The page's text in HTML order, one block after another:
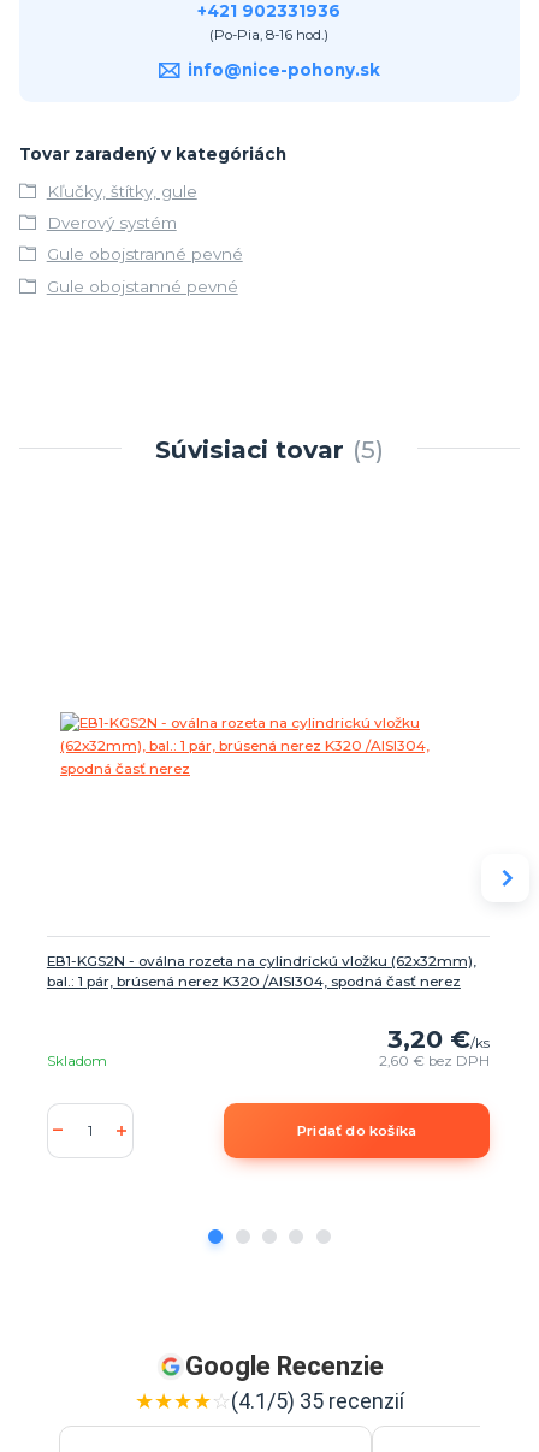
+421 902331936
(Po-Pia, 8-16 hod.)
info@nice-pohony.sk
Tovar zaradený v kategóriách
Kľučky, štítky, gule
Dverový systém
Gule obojstranné pevné
Gule obojstanné pevné
Súvisiaci tovar 5
EB1-KGS2N - oválna rozeta na cylindrickú vložku (62x32mm),
bal.: 1 pár, brúsená nerez K320 /AISI304, spodná časť nerez
3,20 €/ks
2,60 € bez DPH
Skladom
Pridať do košíka
Google Recenzie
★★★★☆(4.1/5) 35 recenzií